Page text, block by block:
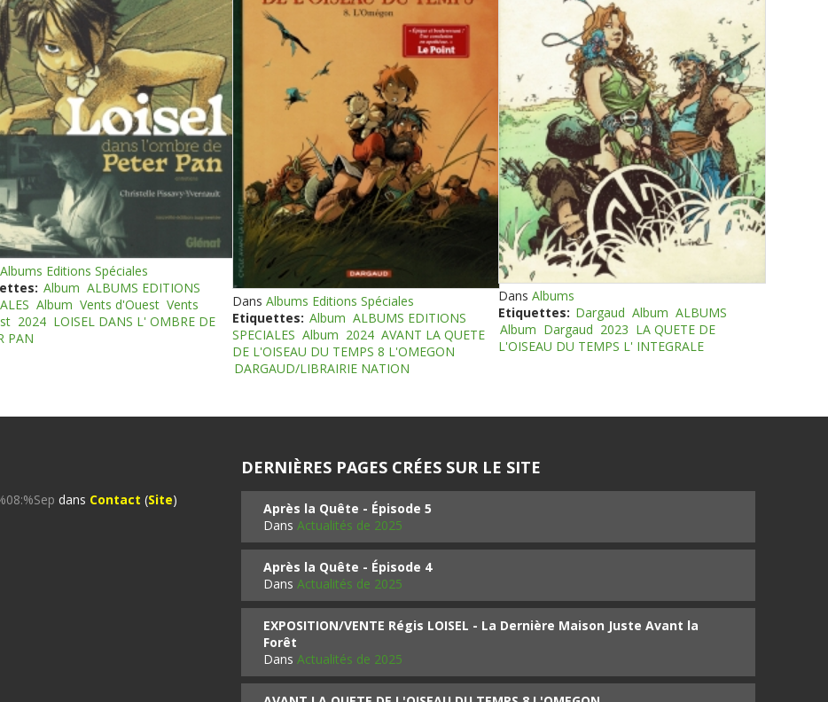
Albums Editions Spéciales
Album ALBUMS EDITIONS
Album Vents d'Ouest Vents
2024 LOISEL DANS L' OMBRE DE
PAN
Dans Albums Editions Spéciales
Etiquettes: Album ALBUMS EDITIONS
SPECIALES Album 2024 AVANT LA QUETE
DE L'OISEAU DU TEMPS 8 L'OMEGON
DARGAUD/LIBRAIRIE NATION
Dans Albums
Etiquettes: Dargaud Album ALBUMS
Album Dargaud 2023 LA QUETE DE
L'OISEAU DU TEMPS L' INTEGRALE
dans Contact (Site)
DERNIÈRES PAGES CRÉES SUR LE SITE
Après la Quête - Épisode 5
Dans Actualités de 2025
Après la Quête - Épisode 4
Dans Actualités de 2025
EXPOSITION/VENTE Régis LOISEL - La Dernière Maison Juste Avant la
Forêt
Dans Actualités de 2025